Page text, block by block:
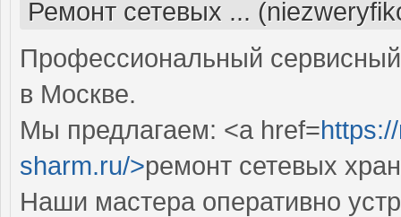
Ремонт сетевых ...
Профессиональный
в Москве.
Мы предлагаем: <a href=
sharm.ru/>ремонт сетевых
Наши мастера оперативно